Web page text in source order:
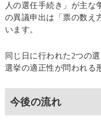
人の選任手続き」が主な
の異議申出は「票の数え
います。
同じ日に行われた2つの
選挙の適正性が問われる
今後の流れ